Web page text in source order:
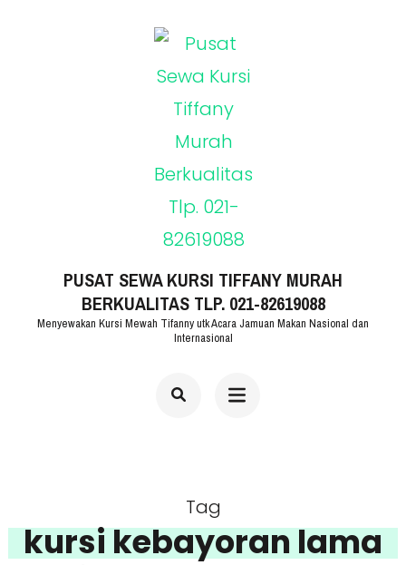
PUSAT SEWA KURSI TIFFANY MURAH
BERKUALITAS TLP. 021-82619088
Menyewakan Kursi Mewah Tifanny utk Acara Jamuan Makan Nasional dan
Internasional
Tag
kursi kebayoran lama